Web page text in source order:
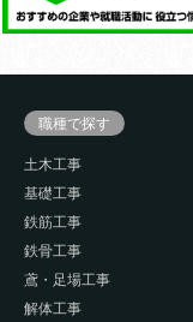
職種で探す
土木工事
基礎工事
鉄筋工事
鉄骨工事
鳶・足場工事
解体工事